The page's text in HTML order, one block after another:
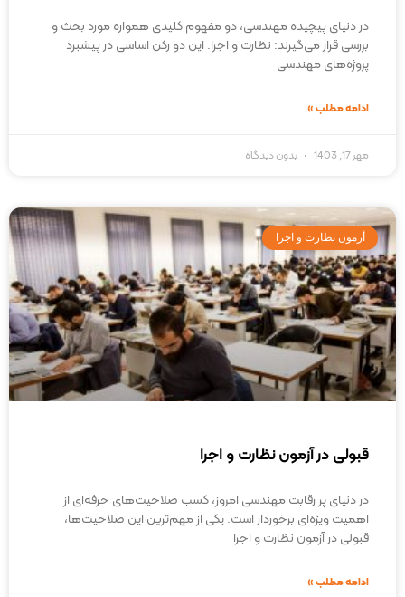
در دنیای پیچیده مهندسی، دو مفهوم کلیدی همواره مورد بحث و
بررسی قرار می‌گیرند: نظارت و اجرا. این دو رکن اساسی در پیشبرد
پروژه‌های مهندسی
ادامه مطلب »
مهر 17, 1403 بدون دیدگاه
أزمون نظارت و اجرا
قبولی در آزمون نظارت و اجرا
در دنیای پر رقابت مهندسی امروز، کسب صلاحیت‌های حرفه‌ای از
اهمیت ویژه‌ای برخوردار است. یکی از مهم‌ترین این صلاحیت‌ها،
قبولی در آزمون نظارت و اجرا
ادامه مطلب »